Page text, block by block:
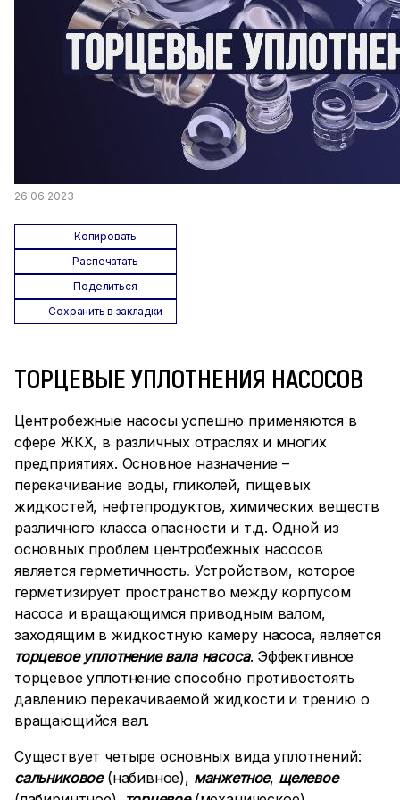
26.06.2023
Копировать
Распечатать
Поделиться
Сохранить в закладки
ТОРЦЕВЫЕ УПЛОТНЕНИЯ НАСОСОВ
Центробежные насосы успешно применяются в
сфере ЖКХ, в различных отраслях и многих
предприятиях. Основное назначение –
перекачивание воды, гликолей, пищевых
жидкостей, нефтепродуктов, химических веществ
различного класса опасности и т.д. Одной из
основных проблем центробежных насосов
является герметичность. Устройством, которое
герметизирует пространство между корпусом
насоса и вращающимся приводным валом,
заходящим в жидкостную камеру насоса, является
торцевое уплотнение вала насоса. Эффективное
торцевое уплотнение способно противостоять
давлению перекачиваемой жидкости и трению о
вращающийся вал.
Существует четыре основных вида уплотнений:
сальниковое(набивное), манжетное, щелевое